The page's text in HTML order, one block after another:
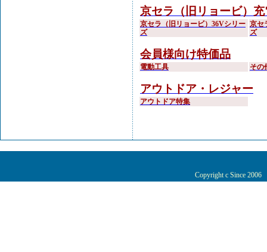
京セラ（旧リョービ）
京セラ（旧リョービ）36Vシリー
ズ
京セ
ズ
会員様向け特価品
電動工具 その
アウトドア・レジャー
アウトドア特集
Copyright c Since